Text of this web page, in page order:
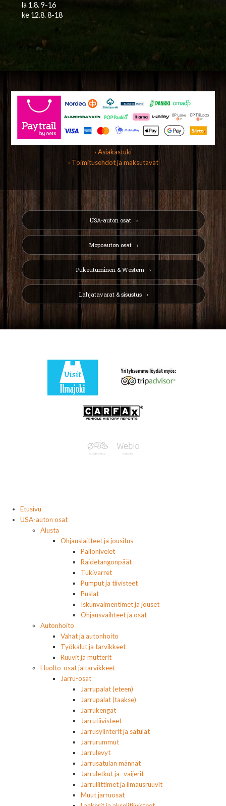
la 1.8. 9-16
ke 12.8. 8-18
› Asiakastuki
› Toimitusehdot ja maksutavat
USA-auton osat
Mopoauton osat
Pukeutuminen & Western
Lahjatavarat & sisustus
Etusivu
USA-auton osat
Alusta
Ohjauslaitteet ja jousitus
Pallonivelet
Raidetangonpäät
Tukivarret
Pumput ja tiivisteet
Puslat
Iskunvaimentimet ja jouset
Ohjausvaihteet ja osat
Autonhoito
Vahat ja autonhoito
Työkalut ja tarvikkeet
Ruuvit ja mutterit
Huolto-osat ja tarvikkeet
Jarru-osat
Jarrupalat (eteen)
Jarrupalat (taakse)
Jarrukengät
Jarrutiivisteet
Jarrusylinterit ja satulat
Jarrurummut
Jarrulevyt
Jarrusatulan männät
Jarruletkut ja -vaijerit
Jarruliittimet ja ilmausruuvit
Muut jarruosat